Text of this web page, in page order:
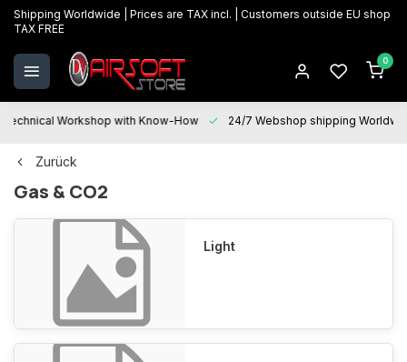
Shipping Worldwide | Prices are TAX incl. | Customers outside EU shop
TAX FREE
0
Technical Workshop with Know-How 24/7 Webshop shipping
Zurück
Gas & CO2
Light